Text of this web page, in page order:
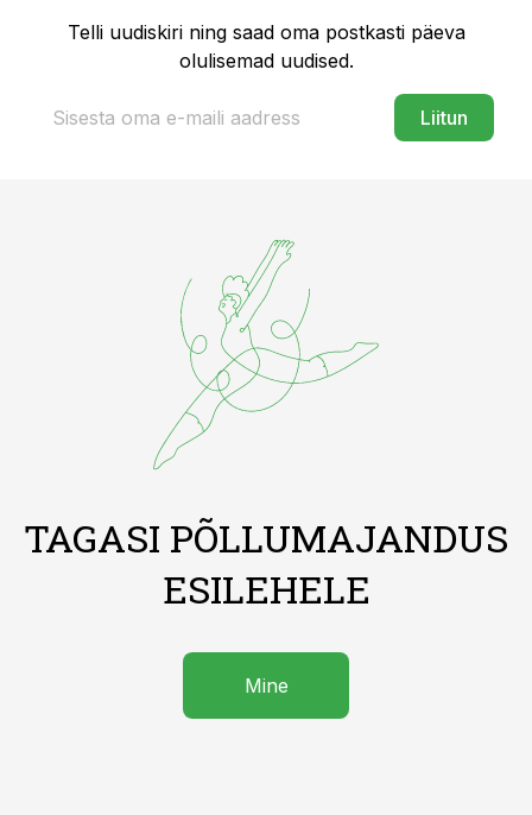
Telli uudiskiri ning saad oma postkasti päeva
olulisemad uudised.
Liitun
TAGASI PÕLLUMAJANDUS
ESILEHELE
Mine